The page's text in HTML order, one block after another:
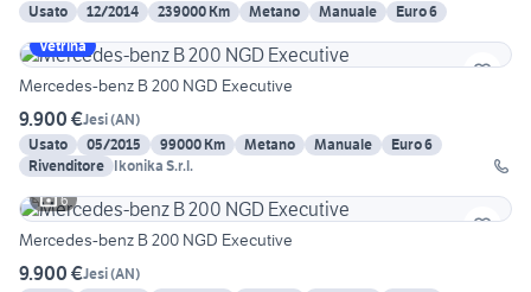
Usato
12/2014 239000 Km Metano Manuale
Euro 6
Vetrina
Mercedes-benz B 200 NGD Executive
9.900 €Jesi(AN)
Usato
05/2015 99000 Km Metano Manuale
Euro 6
Rivenditore Ikonika S.r.l.
6
Mercedes-benz B 200 NGD Executive
9.900 €Jesi(AN)